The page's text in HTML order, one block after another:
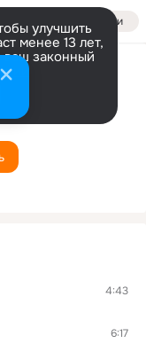
Войти
улучшить
менее 13 лет,
законный
4:43
6:17